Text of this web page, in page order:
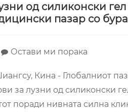
од силиконски
пазар со бура
Остави ми порака
Кина - Глобалниот
за лузни од силиконски
поради нивната силна